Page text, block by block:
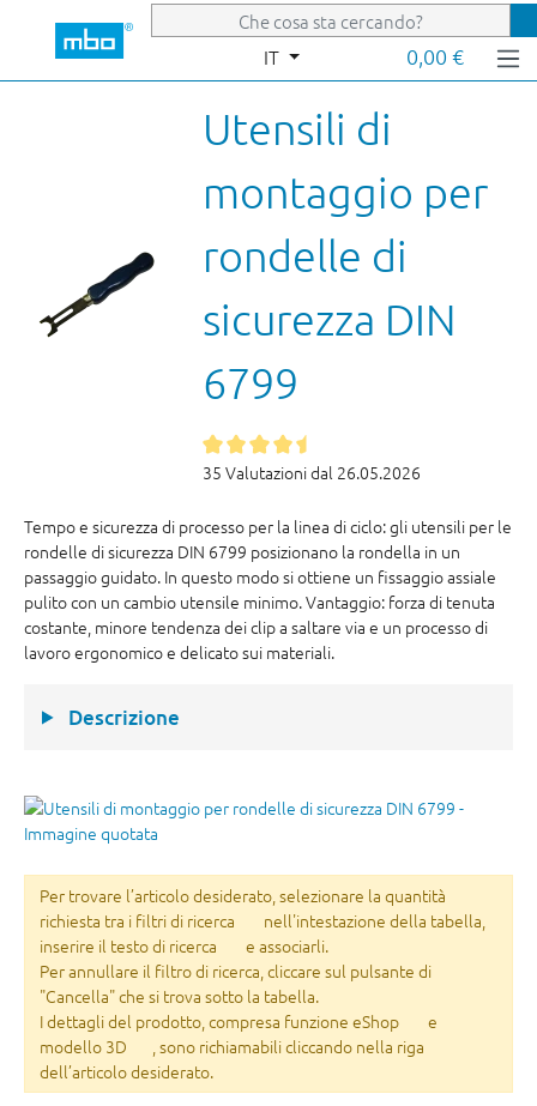
Passa al contenuto principale
IT 0,00 €
Utensili di
montaggio per
rondelle di
sicurezza DIN
6799
35 Valutazioni dal 26.05.2026
Tempo e sicurezza di processo per la linea di ciclo: gli utensili per le
rondelle di sicurezza DIN 6799 posizionano la rondella in un
passaggio guidato. In questo modo si ottiene un fissaggio assiale
pulito con un cambio utensile minimo. Vantaggio: forza di tenuta
costante, minore tendenza dei clip a saltare via e un processo di
lavoro ergonomico e delicato sui materiali.
Descrizione
Per trovare l’articolo desiderato, selezionare la quantità
richiesta tra i filtri di ricerca
nell'intestazione della tabella,
inserire il testo di ricerca
e associarli.
Per annullare il filtro di ricerca, cliccare sul pulsante di
"Cancella" che si trova sotto la tabella.
I dettagli del prodotto, compresa funzione eShop
e
modello 3D
, sono richiamabili cliccando nella riga
dell’articolo desiderato.